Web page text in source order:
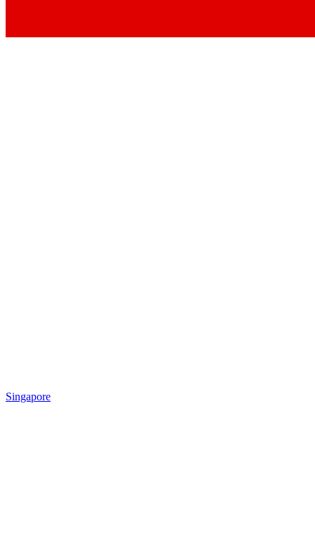
Singapore